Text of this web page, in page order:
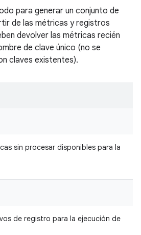
para generar un conjunto de
de las métricas y registros
devolver las métricas recién
de clave único (no se
claves existentes).
sin procesar disponibles para la
de registro para la ejecución de